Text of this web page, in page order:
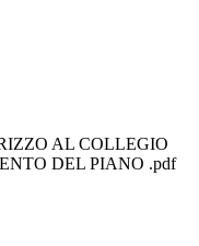
AL COLLEGIO
DEL PIANO .pdf